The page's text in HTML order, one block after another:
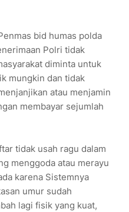
bid humas polda
Polri tidak
diminta untuk
mungkin dan tidak
atau menjamin
membayar sejumlah
tidak usah ragu dalam
menggoda atau merayu
karena Sistemnya
umur sudah
lagi fisik yang kuat,